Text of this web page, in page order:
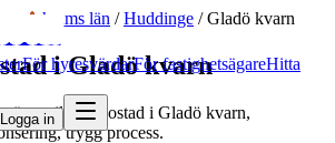
För hyresvärdarFör fastighetsägareHitta
Logga in
Stockholms län /Huddinge /Gladö kvarn
i Gladö kvarn
till din bostad i Gladö kvarn,
trygg process.